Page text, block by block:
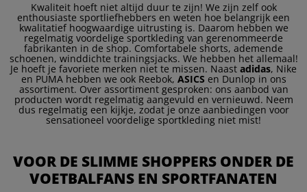
Kwaliteit hoeft niet altijd duur te zijn! We zijn zelf ook
enthousiaste sportliefhebbers en weten hoe belangrijk een
kwalitatief hoogwaardige uitrusting is. Daarom hebben we
regelmatig voordelige sportkleding van gerenommeerde
fabrikanten in de shop. Comfortabele shorts, ademende
schoenen, winddichte trainingsjacks. We hebben het allemaal!
Je hoeft je favoriete merken niet te missen. Naast adidas, Nike
en PUMA hebben we ook Reebok, ASICS en Dunlop in ons
assortiment. Over assortiment gesproken: ons aanbod van
producten wordt regelmatig aangevuld en vernieuwd. Neem
dus regelmatig een kijkje, zodat je onze aanbiedingen voor
sensationeel voordelige sportkleding niet mist!
VOOR DE SLIMME SHOPPERS ONDER DE
VOETBALFANS EN SPORTFANATEN